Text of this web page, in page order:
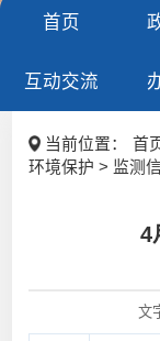
首页
互动交流
当前位置： 首
环境保护 > 监测
4
文